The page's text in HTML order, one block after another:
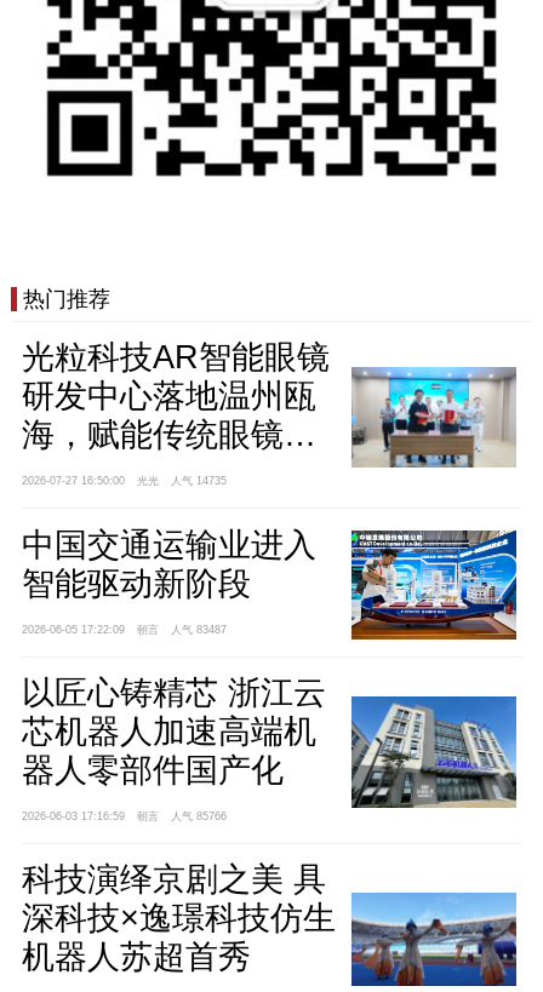
热门推荐
光粒科技AR智能眼镜
研发中心落地温州瓯
海，赋能传统眼镜产
业智能升级
2026-07-27 16:50:00 光光 人气 14735
中国交通运输业进入
智能驱动新阶段
2026-06-05 17:22:09 朝言 人气 83487
以匠心铸精芯 浙江云
芯机器人加速高端机
器人零部件国产化
2026-06-03 17:16:59 朝言 人气 85766
科技演绎京剧之美 具
深科技×逸璟科技仿生
机器人苏超首秀